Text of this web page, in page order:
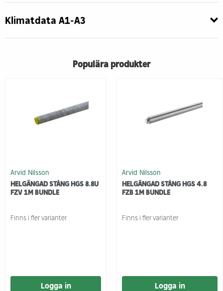
Klimatdata A1-A3
Populära produkter
Arvid Nilsson
HELGÄNGAD STÅNG HGS 8.8U
FZV 1M BUNDLE
Finns i fler varianter
Logga in
Arvid Nilsson
HELGÄNGAD STÅNG HGS 4.8
FZB 1M BUNDLE
Finns i fler varianter
Logga in